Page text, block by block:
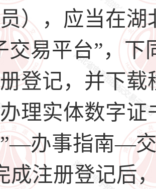
），应当在
交易平台”，下
登记，并下
理实体数字
办事指南—
成注册登记后